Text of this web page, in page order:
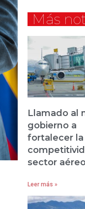
Más
Llamado al
gobierno a
fortalecer la
sector
Leer más »